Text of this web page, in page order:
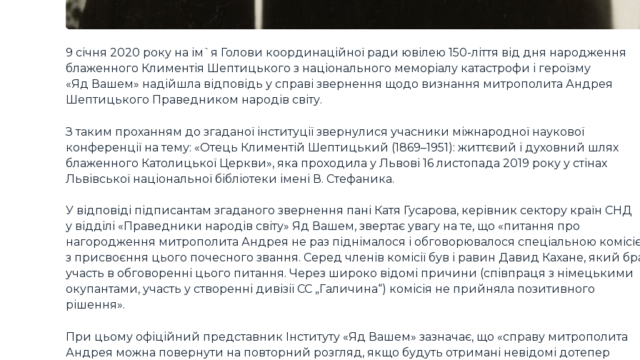
9 січня 2020 року на ім`я Голови координаційної ради ювілею 150-ліття від дня народження
блаженного Климентія Шептицького з національного меморіалу катастрофи і героїзму
«Яд Вашем» надійшла відповідь у справі звернення щодо визнання митрополита Андрея
Шептицького Праведником народів світу.
З таким проханням до згаданої інституції звернулися учасники міжнародної наукової
конференції на тему: «Отець Климентій Шептицький (1869–1951): життєвий і духовний шлях
блаженного Католицької Церкви», яка проходила у Львові 16 листопада 2019 року у стінах
Львівської національної бібліотеки імені В. Стефаника.
У відповіді підписантам згаданого звернення пані Катя Гусарова, керівник сектору країн СНД
у відділі «Праведники народів світу» Яд Вашем, звертає увагу на те, що «питання про
нагородження митрополита Андрея не раз піднімалося і обговорювалося спеціальною
з присвоєння цього почесного звання. Серед членів комісії був і равин Давид Кахане, який
участь в обговоренні цього питання. Через широко відомі причини (співпраця з німецькими
окупантами, участь у створенні дивізії СС „Галичина“) комісія не прийняла позитивного
рішення».
При цьому офіційний представник Інституту «Яд Вашем» зазначає, що «справу митрополита
Андрея можна повернути на повторний розгляд, якщо будуть отримані невідомі дотепер